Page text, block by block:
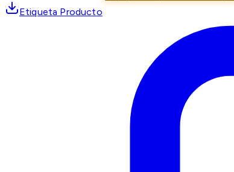
Etiqueta Producto